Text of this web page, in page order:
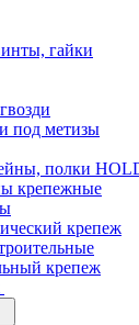
гайки
под метизы
полки
крепежные
крепеж
крепеж